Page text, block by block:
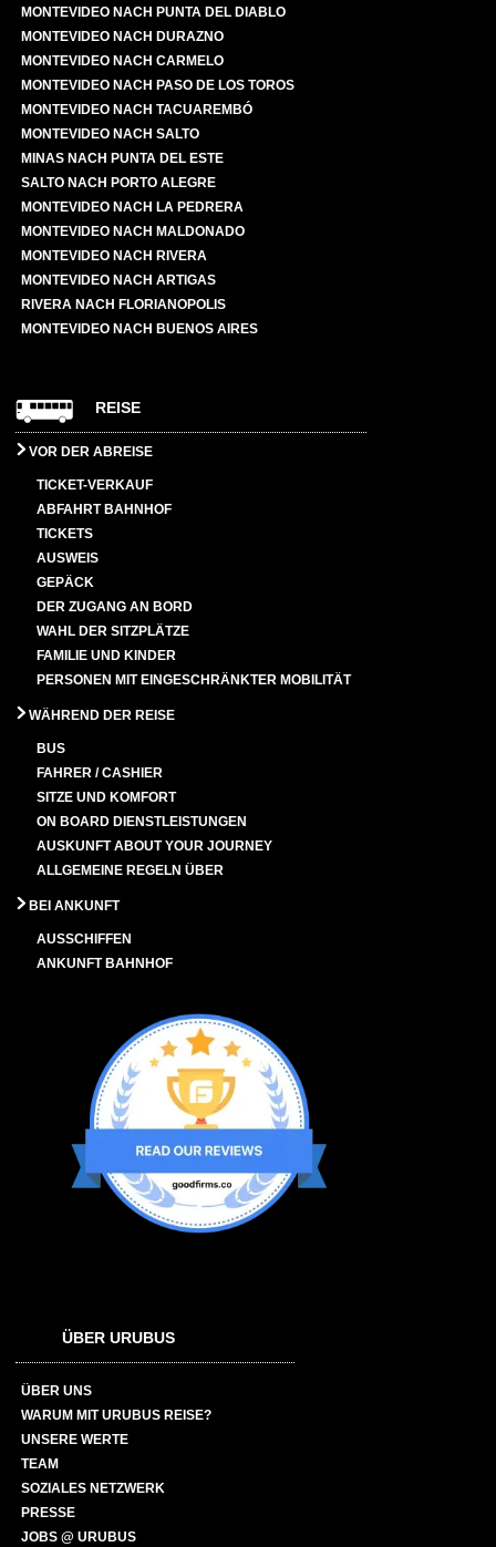
MONTEVIDEO NACH PUNTA DEL DIABLO
MONTEVIDEO NACH DURAZNO
MONTEVIDEO NACH CARMELO
MONTEVIDEO NACH PASO DE LOS TOROS
MONTEVIDEO NACH TACUAREMBÓ
MONTEVIDEO NACH SALTO
MINAS NACH PUNTA DEL ESTE
SALTO NACH PORTO ALEGRE
MONTEVIDEO NACH LA PEDRERA
MONTEVIDEO NACH MALDONADO
MONTEVIDEO NACH RIVERA
MONTEVIDEO NACH ARTIGAS
RIVERA NACH FLORIANOPOLIS
MONTEVIDEO NACH BUENOS AIRES
REISE
VOR DER ABREISE
TICKET-VERKAUF
ABFAHRT BAHNHOF
TICKETS
AUSWEIS
GEPÄCK
DER ZUGANG AN BORD
WAHL DER SITZPLÄTZE
FAMILIE UND KINDER
PERSONEN MIT EINGESCHRÄNKTER MOBILITÄT
WÄHREND DER REISE
BUS
FAHRER / CASHIER
SITZE UND KOMFORT
ON BOARD DIENSTLEISTUNGEN
AUSKUNFT ABOUT YOUR JOURNEY
ALLGEMEINE REGELN ÜBER
BEI ANKUNFT
AUSSCHIFFEN
ANKUNFT BAHNHOF
ÜBER URUBUS
ÜBER UNS
WARUM MIT URUBUS REISE?
UNSERE WERTE
TEAM
SOZIALES NETZWERK
PRESSE
JOBS @ URUBUS